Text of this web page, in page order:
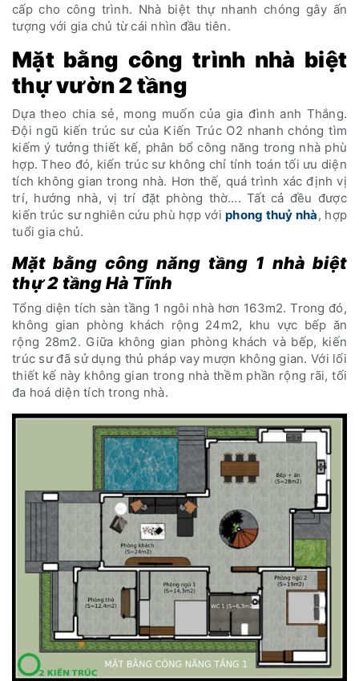
cấp cho công trình. Nhà biệt thự nhanh chóng gây ấn
tượng với gia chủ từ cái nhìn đầu tiên.
Mặt bằng công trình nhà biệt
thự vườn 2 tầng
Dựa theo chia sẻ, mong muốn của gia đình anh Thắng.
Đội ngũ kiến trúc sư của Kiến Trúc O2 nhanh chóng tìm
kiếm ý tưởng thiết kế, phân bổ công năng trong nhà phù
hợp. Theo đó, kiến trúc sư không chỉ tính toán tối ưu diện
tích không gian trong nhà. Hơn thế, quá trình xác định vị
trí, hướng nhà, vị trí đặt phòng thờ…. Tất cả đều được
kiến trúc sư nghiên cứu phù hợp vớiphong thuỷ nhà, hợp
tuổi gia chủ.
Mặt bằng công năng tầng 1 nhà biệt
thự 2 tầng Hà Tĩnh
Tổng diện tích sàn tầng 1 ngôi nhà hơn 163m2. Trong đó,
không gian phòng khách rộng 24m2, khu vực bếp ăn
rộng 28m2. Giữa không gian phòng khách và bếp, kiến
trúc sư đã sử dụng thủ pháp vay mượn không gian. Với lối
thiết kế này không gian trong nhà thềm phần rộng rãi, tối
đa hoá diện tích trong nhà.